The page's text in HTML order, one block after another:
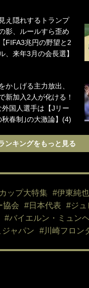
え隠れするトランプ
影、ルールすら歪め
FIFA3兆円の野望と2
、来年3月の会長選】
かしげる主力放出、
新加入2人が化ける！
国人選手は【Jリー
春制｣の大激論】(4)
ンキングをもっと見る
ップ大特集 #伊東純也
協会
#日本代表
#ジュ
#バイエルン・ミュン
ャパン
#川崎フロン